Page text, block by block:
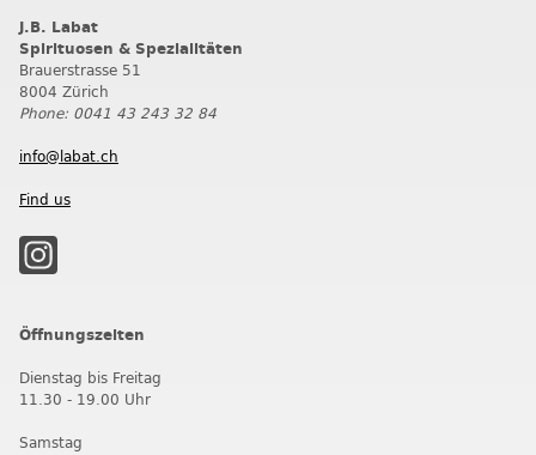
J.B. Labat
Spirituosen & Spezialitäten
Brauerstrasse 51
8004 Zürich
Phone: 0041 43 243 32 84
info@labat.ch
Find us
Öffnungszeiten
Dienstag bis Freitag
11.30 - 19.00 Uhr
Samstag